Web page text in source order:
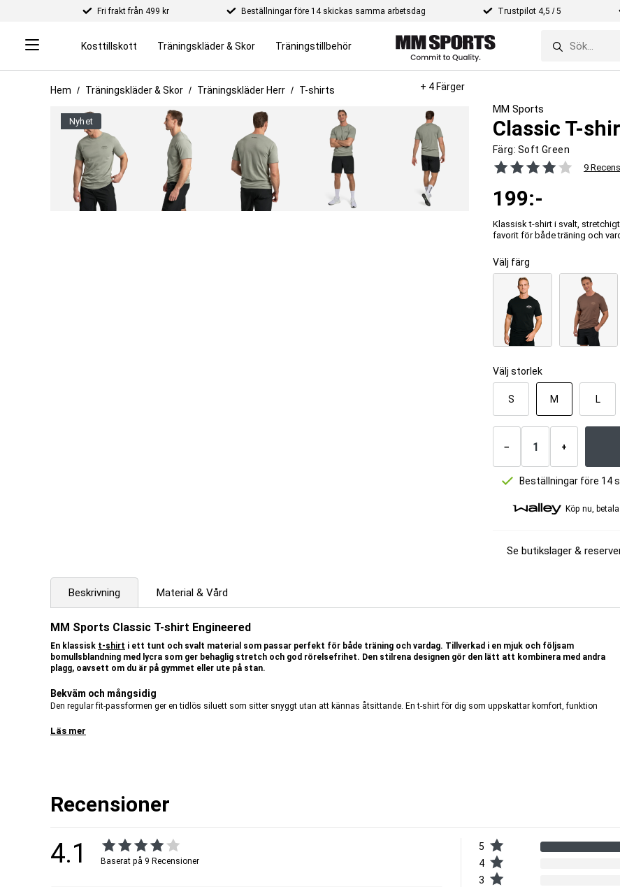
Fri frakt från 499 kr Beställningar före 14 skickas samma arbetsdag Trustpilot 4,5 / 5
Kosttillskott Träningskläder & Skor Träningstillbehör
Hem Träningskläder & Skor Träningskläder Herr T-shirts + 4 Färger
nyhet
MM Sports
Classic T-
Färg: Soft Green
9
199:-
Klassisk t-shirt i svalt,
favorit för både träning och
Välj färg
Välj storlek
S M L
−
Antal
+
Beställningar före 14
Köp nu,
Se butikslager &
Beskrivning Material & Vård
MM Sports Classic T-shirt Engineered
En klassisk t-shirt i ett tunt och svalt material som passar perfekt för både träning och vardag. Tillverkad i en mjuk och följsam
bomullsblandning med lycra som ger behaglig stretch och god rörelsefrihet. Den stilrena designen gör den lätt att kombinera med andra
plagg, oavsett om du är på gymmet eller ute på stan.
Bekväm och mångsidig
Den regular fit-passformen ger en tidlös siluett som sitter snyggt utan att kännas åtsittande. En t-shirt för dig som uppskattar komfort, funktion
Artnr:
1160200001-1019
Tillverkare:
MM Sports
Läs mer
Recensioner
4.1 Baserat på 9 Recensioner
5
4
3